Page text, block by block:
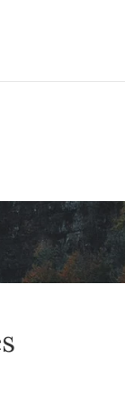
get an extra 10% off